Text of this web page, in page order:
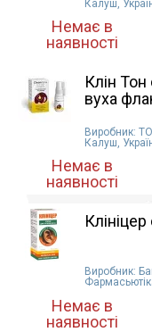
Калуш,
Немає в
наявності
Клін
вуха
Виробник:
Калуш,
Немає в
наявності
Виробник:
Немає в
наявності